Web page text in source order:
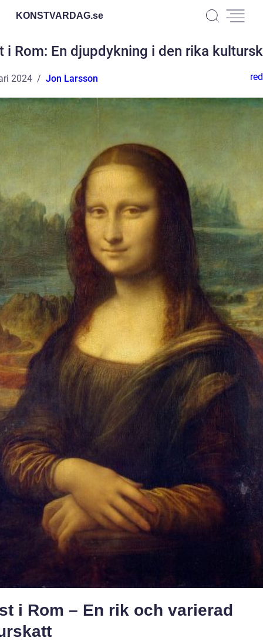
KONSTVARDAG.se
i Rom: En djupdykning i den rika
2024 Jon Larsson
i Rom – En rik och varierad